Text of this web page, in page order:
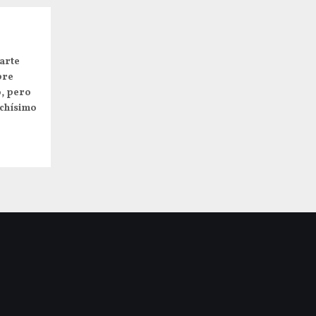
pero